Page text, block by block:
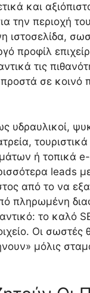
και
την περιοχή
ιστοσελίδα,
προφίλ
τις
σε κοινό
υδραυλικοί,
ή τοπικά
leads
από το να
πληρωμένη
το καλό
Οι σωστές
μόλις